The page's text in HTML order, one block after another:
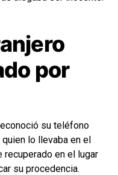
por
su teléfono
lo llevaba en el
en el lugar
su procedencia.